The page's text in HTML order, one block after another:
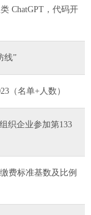
ChatGPT，代码开
线”
（名单+人数）
织企业参加第133
费标准基数及比例